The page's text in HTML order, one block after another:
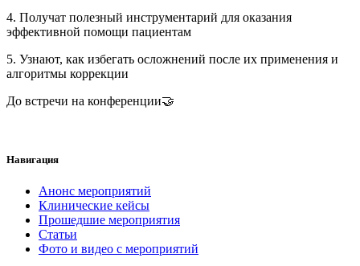
4. Получат полезный инструментарий для оказания
эффективной помощи пациентам
5. Узнают, как избегать осложнений после их применения и
алгоритмы коррекции
До встречи на конференции🤝
Навигация
Анонс мероприятий
Клинические кейсы
Прошедшие мероприятия
Статьи
Фото и видео с мероприятий